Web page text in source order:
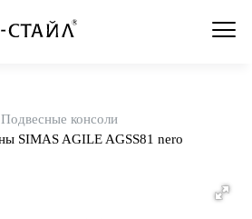
Подвесные консоли
SIMAS AGILE AGSS81 nero